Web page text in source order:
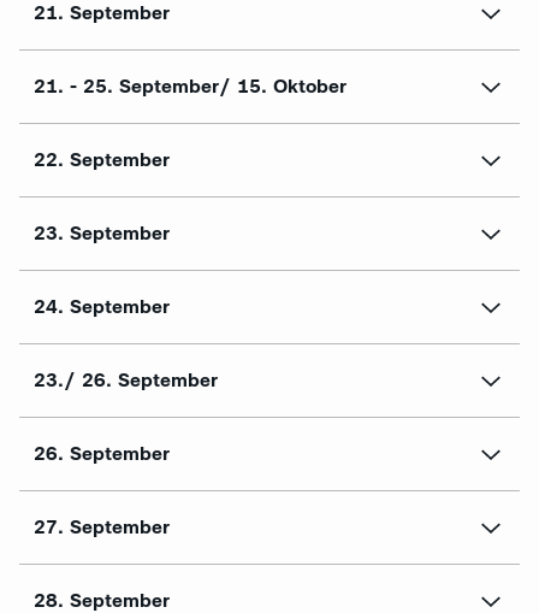
21. September
21. - 25. September/ 15. Oktober
22. September
23. September
24. September
23./ 26. September
26. September
27. September
28. September